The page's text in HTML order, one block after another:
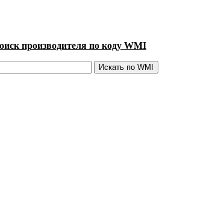
производителя по коду WMI